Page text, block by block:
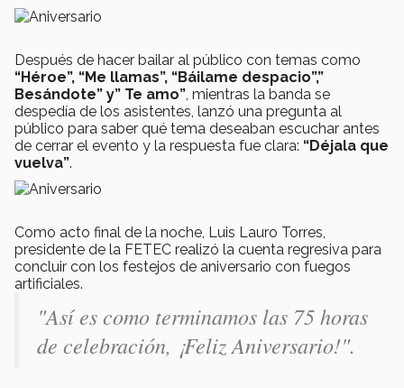
Después de hacer bailar al público con temas como
“Héroe”, “Me llamas”, “Báilame despacio”,”
Besándote” y” Te amo” , mientras la banda se
despedía de los asistentes, lanzó una pregunta al
público para saber qué tema deseaban escuchar antes
de cerrar el evento y la respuesta fue clara: “Déjala que
vuelva”.
Como acto final de la noche, Luis Lauro Torres,
presidente de la FETEC realizó la cuenta regresiva para
concluir con los festejos de aniversario con fuegos
artificiales.
"Así es como terminamos las 75 horas
de celebración, ¡Feliz Aniversario!".